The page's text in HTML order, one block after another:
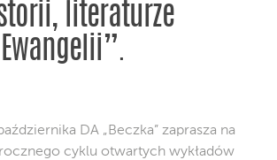
literaturze
DA „Beczka” zaprasza na
cyklu otwartych wykładów